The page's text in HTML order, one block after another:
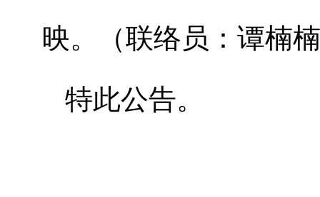
映。（联络员：谭楠
特此公告。